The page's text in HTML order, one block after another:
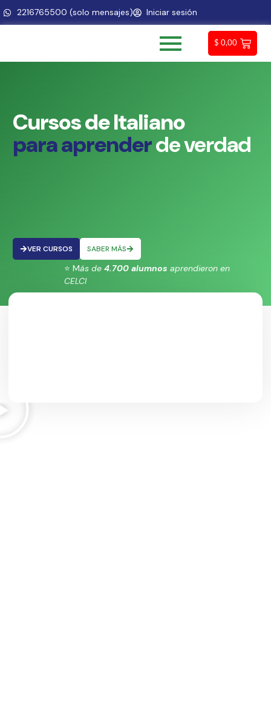
2216765500 (solo mensajes) Iniciar sesión
$ 0,00
CursosdeItaliano
paraaprenderdeverdad
VER CURSOS SABER MÁS
⭐ Más de 4.700 alumnos aprendieron en
CELCI